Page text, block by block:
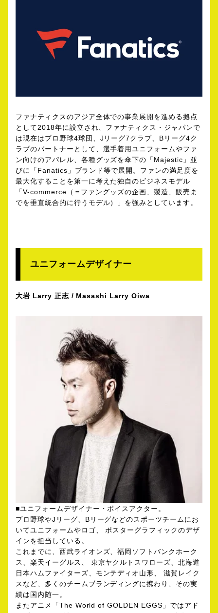
ファナティクスのアジア全体での事業展開を進める拠点
として2018年に設立され、ファナティクス・ジャパンで
は現在はプロ野球4球団、Jリーグ7クラブ、Bリーグ4ク
ラブのパートナーとして、選手着用ユニフォームやファ
ン向けのアパレル、各種グッズを傘下の「Majestic」並
びに「Fanatics」ブランド等で展開。ファンの満足度を
最大化することを第一に考えた独自のビジネスモデル
「V-commerce（＝ファングッズの企画、製造、販売ま
でを垂直統合的に行うモデル）」を強みとしています。
ユニフォームデザイナー
大岩 Larry 正志 / Masashi Larry Oiwa
■ユニフォームデザイナー・ボイスアクター。
プロ野球やJリーグ、Bリーグなどのスポーツチームにお
いてユニフォームやロゴ、 ポスターグラフィックのデザ
インを担当している。
これまでに、西武ライオンズ、福岡ソフトバンクホーク
ス、楽天イーグルス、 東京ヤクルトスワローズ、北海道
日本ハムファイターズ、モンテディオ山形、 滋賀レイク
スなど、多くのチームブランディングに携わり、その実
績は国内随一。
またアニメ「The World of GOLDEN EGGS」ではアド